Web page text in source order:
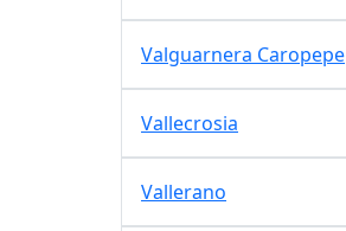
Valguarnera Caropepe
Vallecrosia
Vallerano